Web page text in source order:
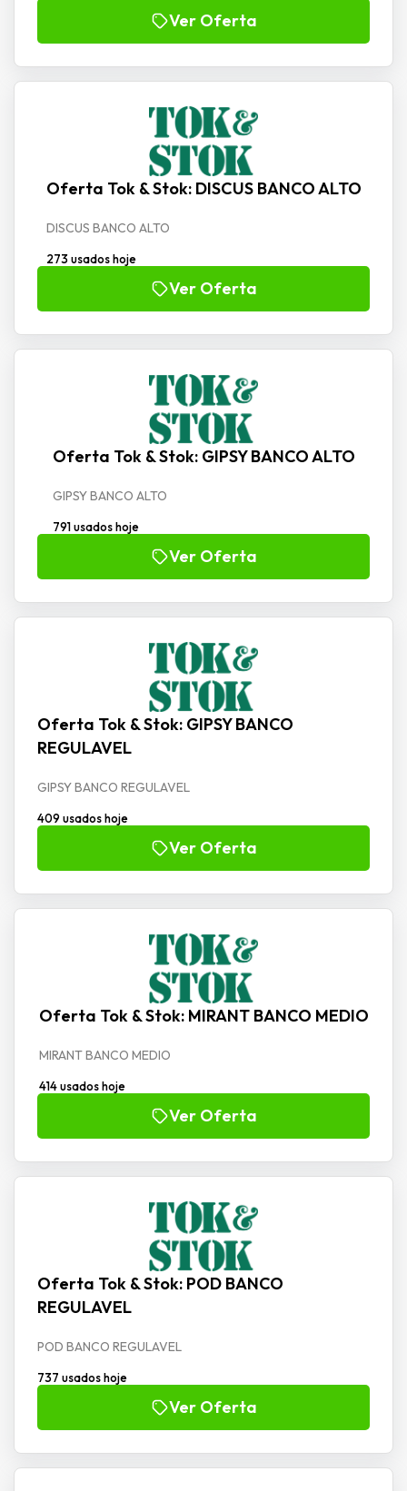
Ver Oferta
Oferta Tok & Stok: DISCUS BANCO ALTO
DISCUS BANCO ALTO
273 usados hoje
Ver Oferta
Oferta Tok & Stok: GIPSY BANCO ALTO
GIPSY BANCO ALTO
791 usados hoje
Ver Oferta
Oferta Tok & Stok: GIPSY BANCO
REGULAVEL
GIPSY BANCO REGULAVEL
409 usados hoje
Ver Oferta
Oferta Tok & Stok: MIRANT BANCO MEDIO
MIRANT BANCO MEDIO
414 usados hoje
Ver Oferta
Oferta Tok & Stok: POD BANCO
REGULAVEL
POD BANCO REGULAVEL
737 usados hoje
Ver Oferta